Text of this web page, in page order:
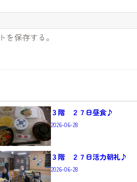
保存する。
３階 ２７日昼食♪
2026-06-28
３階 ２７日活力朝礼♪
2026-06-28